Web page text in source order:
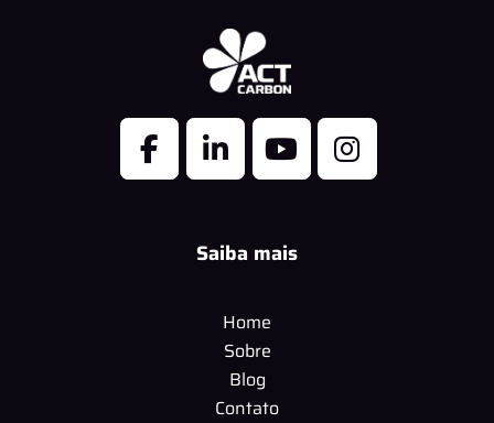
Saiba mais
Home
Sobre
Blog
Contato